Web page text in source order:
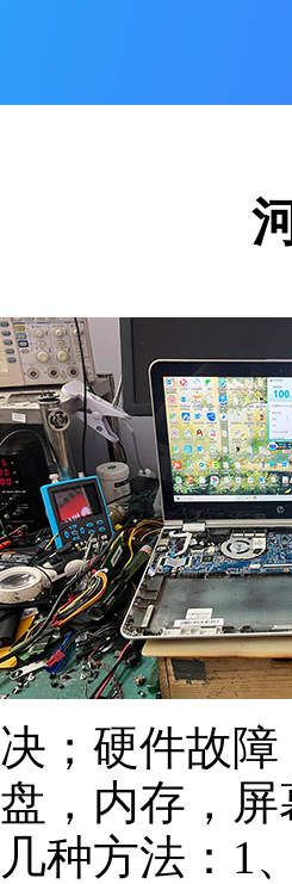
决；硬件故
盘，内存，
几种方法：1